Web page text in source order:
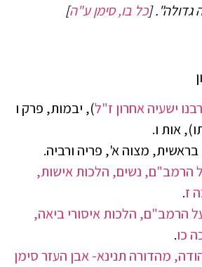
גדולה".[כל בו, סימן ע"ה]
רבנו ישעיה אחרון ז"ל), יבמות, פרק ו
אות ו.
מצוה א', פריה ורביה.
הרמב"ם, נשים, הלכות אישות,
ז.
הרמב"ם, הלכות איסורי ביאה,
כו.
מהדורה תנינא- אבן העזר סימן